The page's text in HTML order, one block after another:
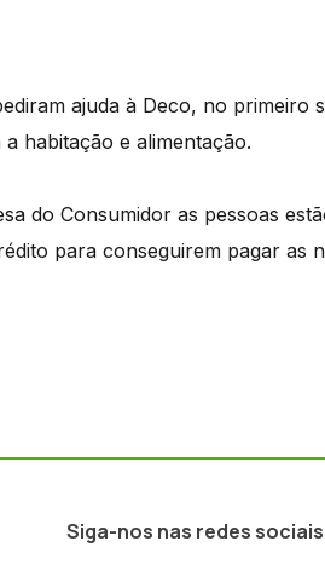
ajuda à Deco, no primeiro
habitação e alimentação.
do Consumidor as pessoas
para conseguirem pagar as
Siga-nos nas redes sociais